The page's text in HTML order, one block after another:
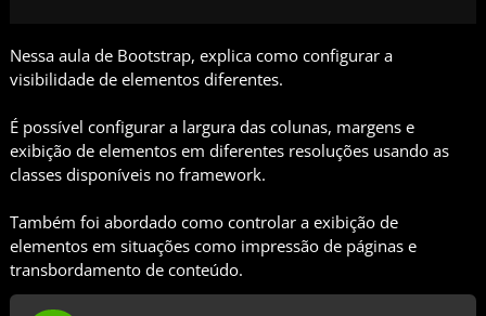
Nessa aula de Bootstrap, explica como configurar a
visibilidade de elementos diferentes.
É possível configurar a largura das colunas, margens e
exibição de elementos em diferentes resoluções usando as
classes disponíveis no framework.
Também foi abordado como controlar a exibição de
elementos em situações como impressão de páginas e
transbordamento de conteúdo.